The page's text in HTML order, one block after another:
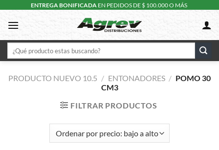
content
ENTREGA BONIFICADA EN PEDIDOS DE $ 100.000 O MÁS
Buscar
por:
PRODUCTO NUEVO 10.5 / ENTONADORES / POMO 30
CM3
FILTRAR PRODUCTOS